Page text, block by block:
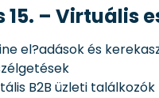
15. – Virtuális
el?adások és
B2B üzleti találkozók